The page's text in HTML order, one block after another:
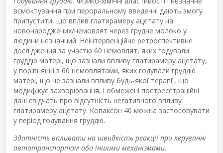
всмоктування при пероральному введенні дають змогу
припустити, що вплив глатирамеру ацетату на
новонароджених/немовлят через грудне молоко у
людини незначний. Неінтервенційне ретроспективне
дослідження за участю 60 немовлят, яких годували
груддю матері, що зазнали впливу глатирамеру ацетату,
у порівнянні з 60 немовлятами, яких годували груддю
матері, що не зазнали впливу будь-якої терапії, що
модифікує захворювання, і обмежені постреєстраційні
дані свідчать про відсутність негативного впливу
глатирамеру ацетату. Копаксон 40 можна застосовувати
у період годування груддю.
Здатність впливати на швидкість реакції при керуванні
автотранспортом або іншими механізмами.